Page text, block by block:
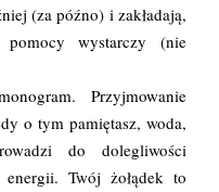
(za późno) i zakładają,
wystarczy (nie
Przyjmowanie
o tym pamiętasz, woda,
do dolegliwości
Twój żołądek to